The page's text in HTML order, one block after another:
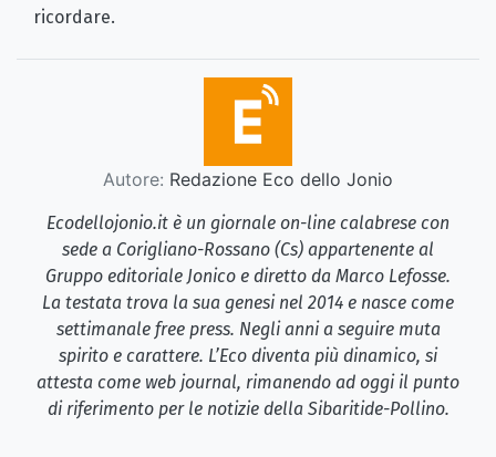
ricordare.
Autore: Redazione Eco dello Jonio
Ecodellojonio.it è un giornale on-line calabrese con
sede a Corigliano-Rossano (Cs) appartenente al
Gruppo editoriale Jonico e diretto da Marco Lefosse.
La testata trova la sua genesi nel 2014 e nasce come
settimanale free press. Negli anni a seguire muta
spirito e carattere. L’Eco diventa più dinamico, si
attesta come web journal, rimanendo ad oggi il punto
di riferimento per le notizie della Sibaritide-Pollino.